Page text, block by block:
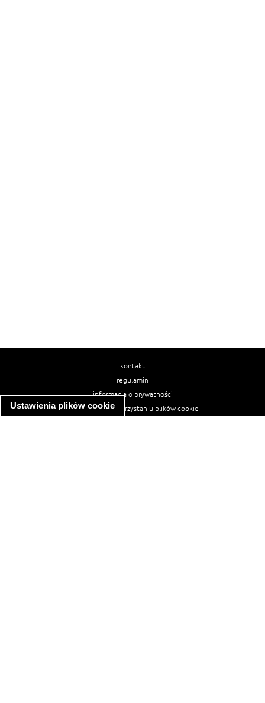
Ustawienia plików cookie
kontakt
regulamin
informacja o prywatności
informacja o wykorzystaniu plików cookie